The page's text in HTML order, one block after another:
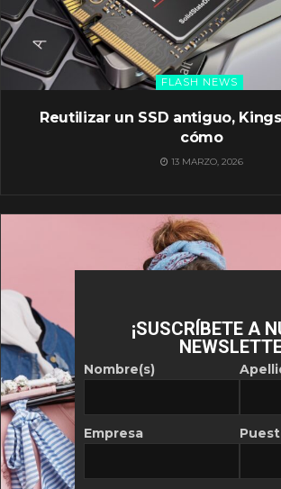
FLASH NEWS
Reutilizar un SSD antiguo,
cómo
13 MARZO, 2026
¡SUSCRÍBETE A
Nombre(s)
Empresa